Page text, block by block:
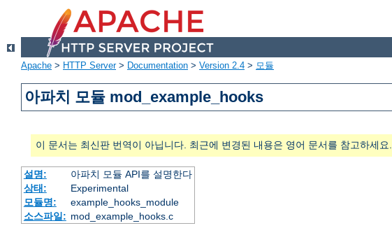
Apache > HTTP Server> Documentation > Version 2.4 > 모듈
아파치 모듈 mod_example_hooks
이 문서는 최신판 번역이 아닙니다. 최근에 변경된 내용은 영어 문서를 참고하세요.
설명:
아파치 모듈 API를 설명한다
상태:
Experimental
모듈명:
example_hooks_module
소스파일: mod_example_hooks.c